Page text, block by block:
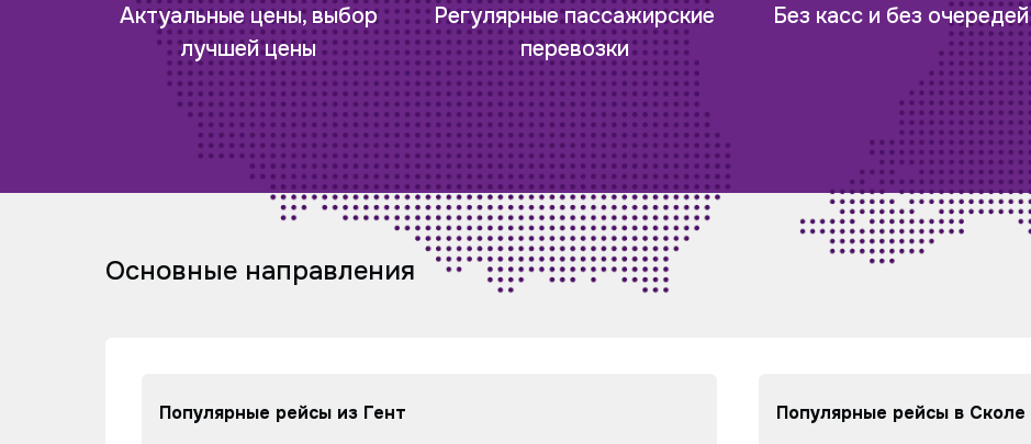
Актуальные цены, выбор
лучшей цены
Регулярные пассажирские
перевозки
Без касс и без очередей
Основные направления
Популярные рейсы из Гент Популярные рейсы в Сколе